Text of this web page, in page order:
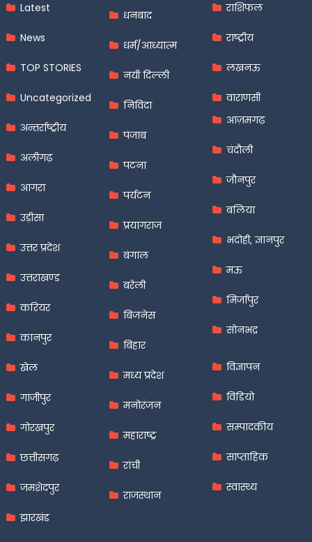
Latest
News
TOP STORIES
Uncategorized
अन्तर्राष्ट्रीय
अलीगढ़
आगरा
उड़ीसा
उत्तर प्रदेश
उत्तराखण्ड
करियर
कानपुर
खेल
गाजीपुर
गोरखपुर
छत्तीसगढ़
जमशेदपुर
झारखंड
धनबाद
धर्म/आध्यात्म
नयी दिल्ली
निविदा
पंजाब
पटना
पर्यटन
प्रयागराज
बंगाल
बरेली
बिजनेस
बिहार
मध्य प्रदेश
मनोरंजन
महाराष्ट्र
रांची
राजस्थान
राशिफल
राष्ट्रीय
लखनऊ
वाराणसी
आज़मगढ़
चंदौली
जौनपुर
बलिया
भदोही, ज्ञानपुर
मऊ
मिर्जापुर
सोनभद्र
विज्ञापन
विडियो
सम्पादकीय
साप्ताहिक
स्वास्थ्य